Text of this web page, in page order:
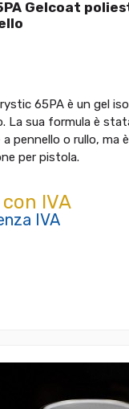
Gelcoat
65PA è un gel
La sua formula è
pennello o rullo, ma
per pistola.
IVA
IVA